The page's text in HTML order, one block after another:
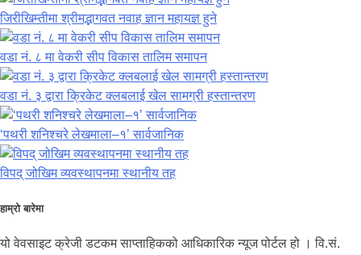
जिरीखिम्तीमा श्रीमद्भागवत नवाह ज्ञान महायज्ञ हुने
वडा नं. ८ मा वेकरी सीप विकास तालिम समापन
वडा नं. ३ द्वारा क्रिकेट क्लबलाई खेल सामग्री हस्तान्तरण
‘पथरी शनिश्चरे लेखमाला–१’ सार्वजानिक
विपद् जोखिम व्यवस्थापनमा स्थानीय तह
हाम्रो बारेमा
यो वेवसाइट क्रेजी डटकम साप्ताहिकको आधिकारिक न्यूज पोर्टल हो । वि.सं.